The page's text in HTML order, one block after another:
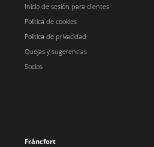
Inicio de sesión para clientes
Política de cookies
Política de privacidad
Quejas y sugerencias
Socios
Fráncfort